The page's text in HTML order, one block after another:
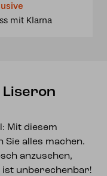
mit Klarna
Mit diesem
Sie alles machen.
anzusehen,
unberechenbar!